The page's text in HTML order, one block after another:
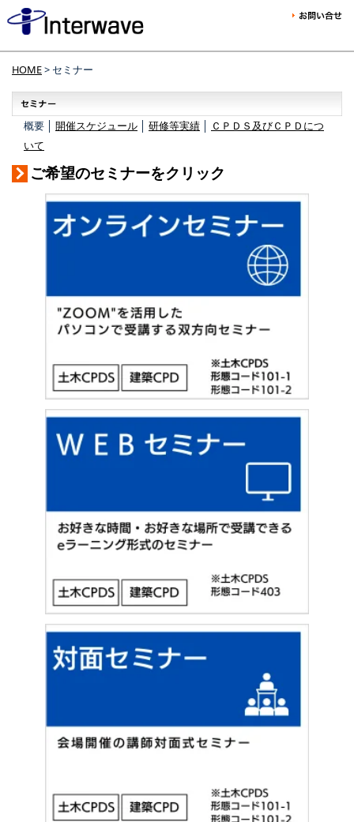
HOME> セミナー
概要 │ 開催スケジュール 研修等実績
ＣＰＤＳ及びＣＰＤにつ
いて
ご希望のセミナーをクリック